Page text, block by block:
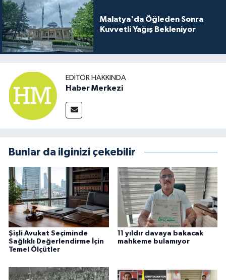
Malatya'da Öğleden Sonra
Kuvvetli Yağış Bekleniyor
EDITÖR HAKKINDA
Haber Merkezi
Bunlar da ilginizi çekebilir
Şişli Avukat Seçiminde
Sağlıklı Değerlendirme İçin
Temel Ölçütler
11 yıldır davaya bakacak
mahkeme bulamıyor